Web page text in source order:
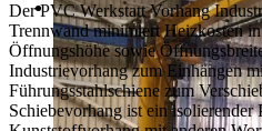
Der PVC Werkstatt Vorhang
Trennwand minimiert Heizkosten
Öffnungshöhe sowie
Industrievorhang zum Einhängen
Führungsstahlschiene zum
Schiebevorhang ist ein isolierender